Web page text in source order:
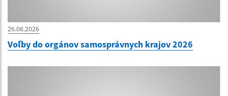
26.06.2026
Voľby do orgánov samosprávnych krajov 2026